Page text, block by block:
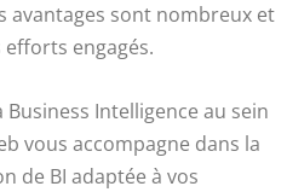
avantages sont nombreux et
engagés.
Intelligence au sein
vous accompagne dans la
de BI adaptée à vos